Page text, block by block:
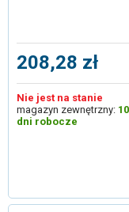
208,28 zł
Nie jest na stanie
magazyn zewnętrzny:
dni robocze